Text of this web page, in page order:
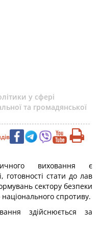
у сфері
та громадянської
виховання є
готовності стати до лав
сектору безпеки
спротиву.
здійснюється за